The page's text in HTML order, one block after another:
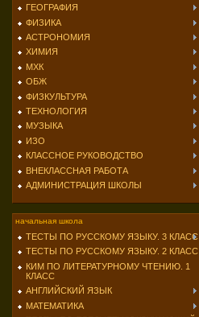
ГЕОГРАФИЯ
ФИЗИКА
АСТРОНОМИЯ
ХИМИЯ
МХК
ОБЖ
ФИЗКУЛЬТУРА
ТЕХНОЛОГИЯ
МУЗЫКА
ИЗО
КЛАССНОЕ РУКОВОДСТВО
ВНЕКЛАССНАЯ РАБОТА
АДМИНИСТРАЦИЯ ШКОЛЫ
начальная школа
ТЕСТЫ ПО РУССКОМУ ЯЗЫКУ. 3 КЛАСС
ТЕСТЫ ПО РУССКОМУ ЯЗЫКУ. 2 КЛАСС
КИМ ПО ЛИТЕРАТУРНОМУ ЧТЕНИЮ. 1
КЛАСС
АНГЛИЙСКИЙ ЯЗЫК
МАТЕМАТИКА